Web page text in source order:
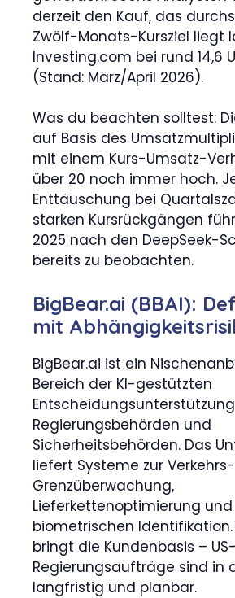
derzeit den Kauf, das
Zwölf-Monats-Kursziel liegt
Investing.com bei rund 14,6
(Stand: März/April 2026).
Was du beachten solltest:
auf Basis des
mit einem Kurs-Umsatz-
über 20 noch immer hoch.
Enttäuschung bei
starken Kursrückgängen
2025 nach den DeepSeek-
bereits zu beobachten.
BigBear.ai (BBAI):
mit
BigBear.ai ist ein
Bereich der KI-gestützten
Regierungsbehörden und
Sicherheitsbehörden. Das
liefert Systeme zur
Grenzüberwachung,
Lieferkettenoptimierung und
biometrischen
bringt die Kundenbasis – US-
Regierungsaufträge sind in
langfristig und planbar.